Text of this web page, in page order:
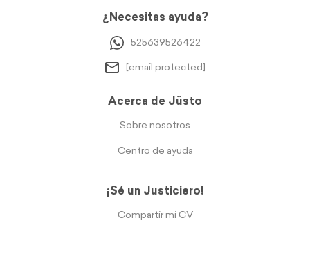
¿Necesitas ayuda?
525639526422
[email protected]
Acerca de Jüsto
Sobre nosotros
Centro de ayuda
¡Sé un Justiciero!
Compartir mi CV